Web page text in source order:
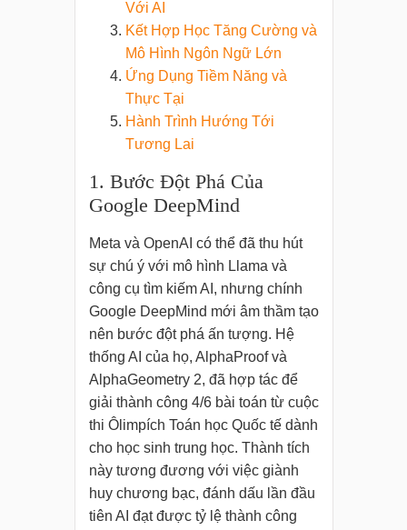
Với AI
Kết Hợp Học Tăng Cường và
Mô Hình Ngôn Ngữ Lớn
Ứng Dụng Tiềm Năng và
Thực Tại
Hành Trình Hướng Tới
Tương Lai
1. Bước Đột Phá Của
Google DeepMind
Meta và OpenAI có thể đã thu hút
sự chú ý với mô hình Llama và
công cụ tìm kiếm AI, nhưng chính
Google DeepMind mới âm thầm tạo
nên bước đột phá ấn tượng. Hệ
thống AI của họ, AlphaProof và
AlphaGeometry 2, đã hợp tác để
giải thành công 4/6 bài toán từ cuộc
thi Ôlimpích Toán học Quốc tế dành
cho học sinh trung học. Thành tích
này tương đương với việc giành
huy chương bạc, đánh dấu lần đầu
tiên AI đạt được tỷ lệ thành công